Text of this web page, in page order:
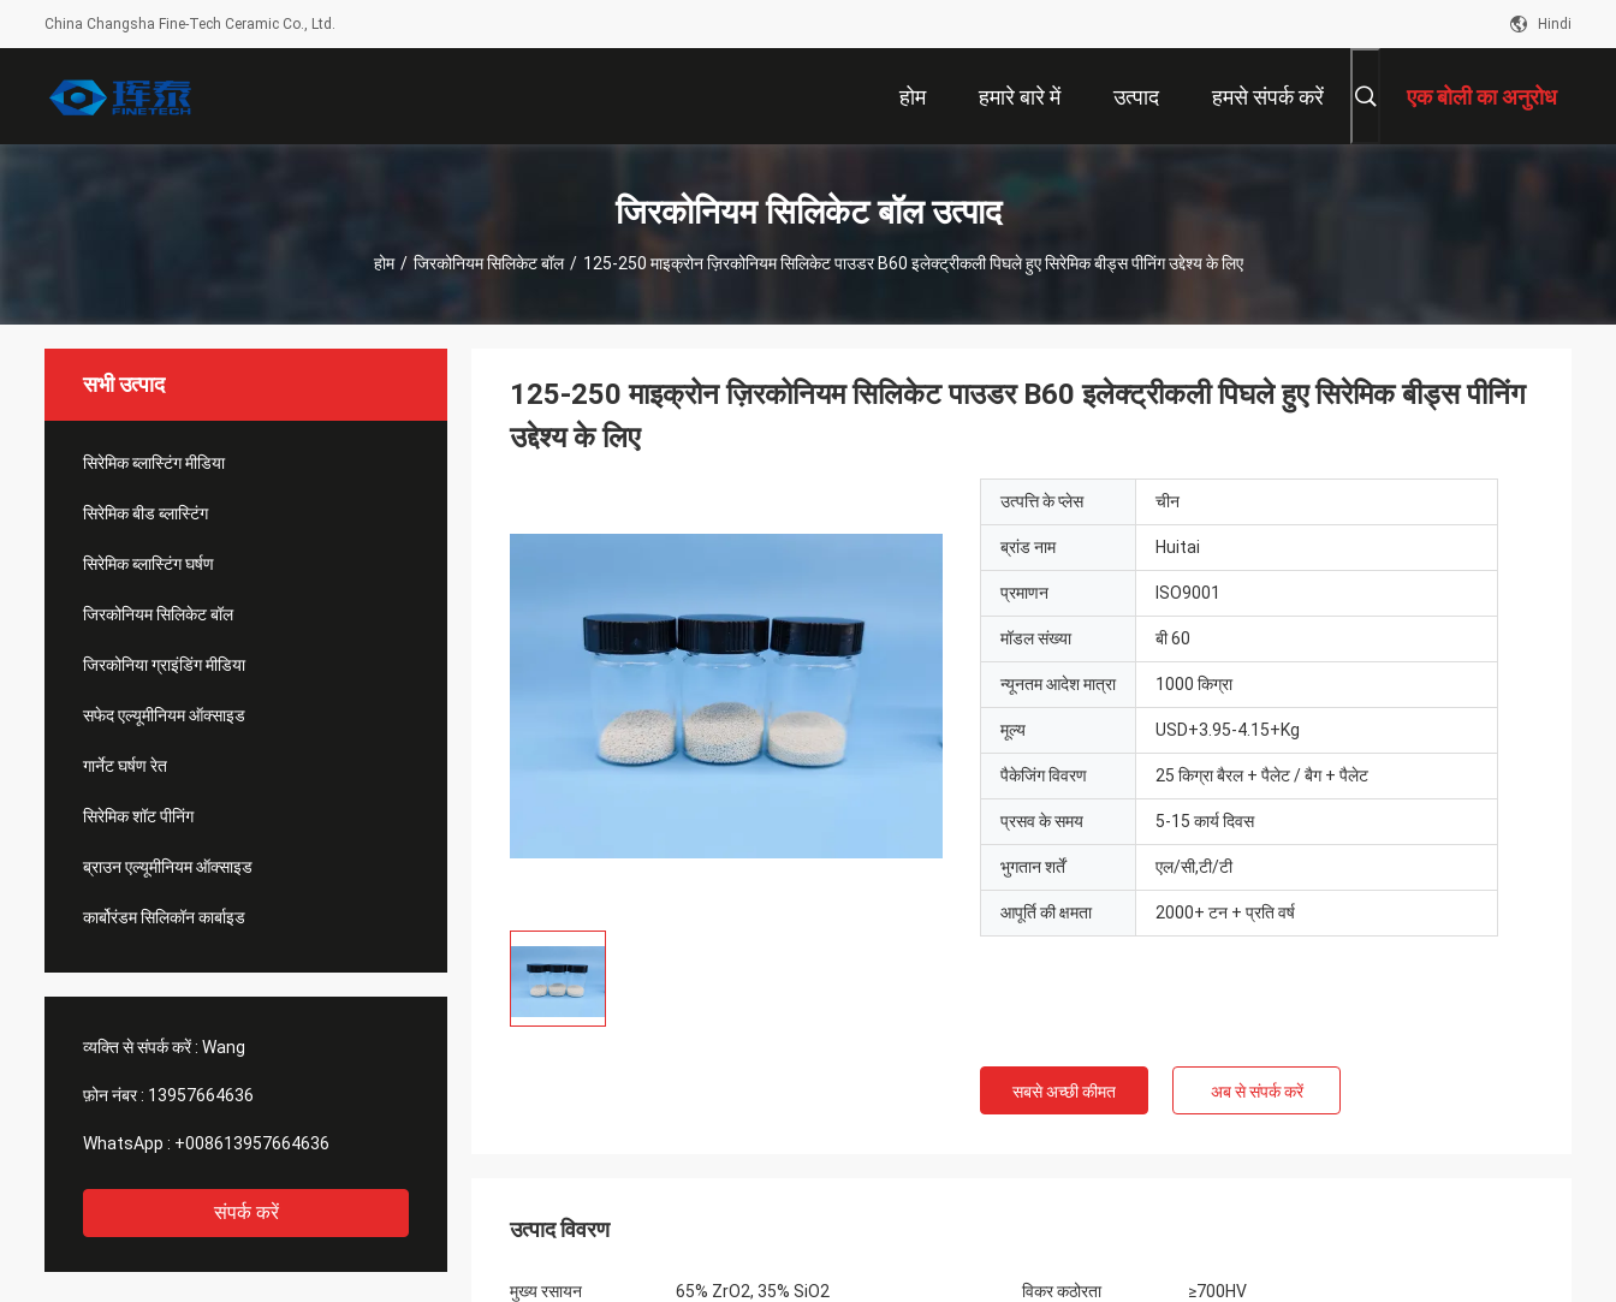
China Changsha Fine-Tech Ceramic Co., Ltd. Hindi
होम हमारे बारे में उत्पाद हमसे संपर्क करें एक बोली का अनुरोध
जिरकोनियम सिलिकेट बॉल उत्पाद
होम / जिरकोनियम सिलिकेट बॉल / 125-250 माइक्रोन ज़िरकोनियम सिलिकेट पाउडर B60 इलेक्ट्रीकली पिघले हुए सिरेमिक बीड्स पीनिंग उद्देश्य के लिए
सभी उत्पाद
सिरेमिक ब्लास्टिंग मीडिया
सिरेमिक बीड ब्लास्टिंग
सिरेमिक ब्लास्टिंग घर्षण
जिरकोनियम सिलिकेट बॉल
जिरकोनिया ग्राइंडिंग मीडिया
सफेद एल्यूमीनियम ऑक्साइड
गार्नेट घर्षण रेत
सिरेमिक शॉट पीनिंग
ब्राउन एल्यूमीनियम ऑक्साइड
कार्बोरंडम सिलिकॉन कार्बाइड
व्यक्ति से संपर्क करें : Wang
फ़ोन नंबर : 13957664636
WhatsApp : +008613957664636
संपर्क करें
125-250 माइक्रोन ज़िरकोनियम सिलिकेट पाउडर B60 इलेक्ट्रीकली पिघले हुए सिरेमिक बीड्स पीनिंग
उद्देश्य के लिए
उत्पत्ति के प्लेस चीन
ब्रांड नाम Huitai
प्रमाणन ISO9001
मॉडल संख्या बी 60
न्यूनतम आदेश मात्रा 1000 किग्रा
मूल्य USD+3.95-4.15+Kg
पैकेजिंग विवरण 25 किग्रा बैरल + पैलेट / बैग + पैलेट
प्रसव के समय 5-15 कार्य दिवस
भुगतान शर्तें एल/सी,टी/टी
आपूर्ति की क्षमता 2000+ टन + प्रति वर्ष
सबसे अच्छी कीमत अब से संपर्क करें
उत्पाद विवरण
मुख्य रसायन 65% ZrO2, 35% SiO2 विकर कठोरता ≥700HV